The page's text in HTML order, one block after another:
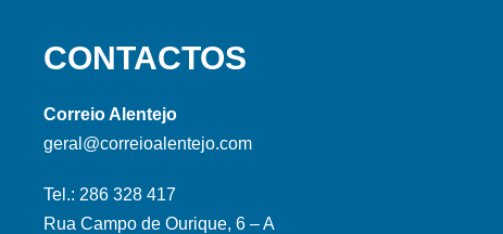
CONTACTOS
Correio Alentejo
geral@correioalentejo.com
Tel.: 286 328 417
Rua Campo de Ourique, 6 – A